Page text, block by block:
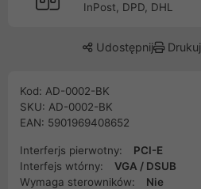
InPost, DPD, DHL
Udostępnij Drukuj
Kod: AD-0002-BK
SKU: AD-0002-BK
EAN: 5901969408652
Interferjs pierwotny:
PCI-E
Interfejs wtórny:
VGA / DSUB
Wymaga sterowników:
Nie